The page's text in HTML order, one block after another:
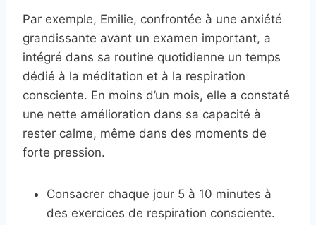
Par exemple, Emilie, confrontée à une anxiété
grandissante avant un examen important, a
intégré dans sa routine quotidienne un temps
dédié à la méditation et à la respiration
consciente. En moins d’un mois, elle a constaté
une nette amélioration dans sa capacité à
rester calme, même dans des moments de
forte pression.
Consacrer chaque jour 5 à 10 minutes à
des exercices de respiration consciente.